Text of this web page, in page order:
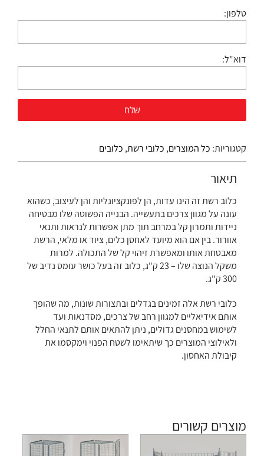
טלפון:
דוא"ל:
קטגוריות: כל המוצרים, כלובי רשת, כלובים
תיאור
כלוב רשת זה הינו עדות, הן לפונקציונליות והן לעיצוב, כשהוא
עונה על מגוון צרכים בתעשייה. הבנייה הפשוטה שלו מבטיחה
ניידות ותמרון קל במרחב תוך מתן אפשרות לנראות ותנאי
אוורור. בין אם הוא מיועד לאחסן כלים, ציוד או מלאי, הרשת
מאבטחת אותו ומאפשרת זיהוי קל של התכולה. למרות
משקל הנוצה שלו – 23 ק"ג, כלוב זה בעל כושר עומס נדיב של
300 ק"ג.
כלובי רשת אלה זמינים בגדלים ובתצורות שונות, מה שהופך
אותם אידיאליים למגוון רחב של צרכים, מסדנאות ועד
לשימוש במחסנים גדולים, ניתן להתאים אותם לתנאי החלל
ולאילוצי המוצרים כך שיתאימו לשטח הפנוי וימקסמו את
קיבולת האחסון.
מוצרים קשורים